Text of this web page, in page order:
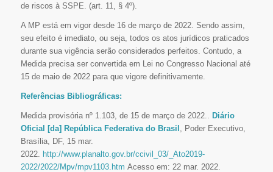
de riscos à SSPE. (art. 11, § 4º).
A MP está em vigor desde 16 de março de 2022. Sendo assim,
seu efeito é imediato, ou seja, todos os atos jurídicos praticados
durante sua vigência serão considerados perfeitos. Contudo, a
Medida precisa ser convertida em Lei no Congresso Nacional até
15 de maio de 2022 para que vigore definitivamente.
Referências Bibliográficas:
Medida provisória nº 1.103, de 15 de março de 2022..
Diário
Oficial [da] República Federativa do Brasil
, Poder Executivo,
Brasília, DF, 15 mar.
2022.
http://www.planalto.gov.br/ccivil_03/_Ato2019-
2022/2022/Mpv/mpv1103.htm Acesso em: 22 mar. 2022.